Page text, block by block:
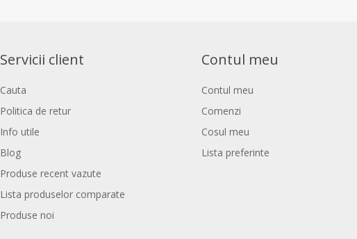
Servicii client
Cauta
Politica de retur
Info utile
Blog
Produse recent vazute
Lista produselor comparate
Produse noi
Contul meu
Contul meu
Comenzi
Cosul meu
Lista preferinte